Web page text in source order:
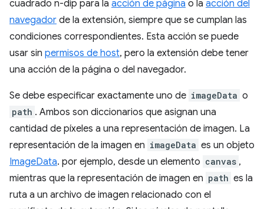
cuadrado n-dip para la acción de página o la acción del
navegador de la extensión, siempre que se cumplan las
condiciones correspondientes. Esta acción se puede
usar sin permisos de host, pero la extensión debe tener
una acción de la página o del navegador.
Se debe especificar exactamente uno de imageData o
path . Ambos son diccionarios que asignan una
cantidad de píxeles a una representación de imagen. La
representación de la imagen en imageData es un objeto
ImageData. por ejemplo, desde un elemento canvas ,
mientras que la representación de imagen en path es la
ruta a un archivo de imagen relacionado con el